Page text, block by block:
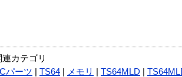
連カテゴリ
パーツ
TS64 メモリ TS64MLD